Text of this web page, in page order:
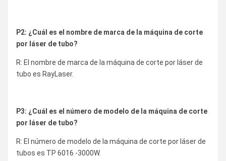
P2: ¿Cuál es el nombre de marca de la máquina de corte
por láser de tubo?
R: El nombre de marca de la máquina de corte por láser de
tubo es RayLaser.
P3: ¿Cuál es el número de modelo de la máquina de corte
por láser de tubo?
R: El número de modelo de la máquina de corte por láser de
tubos es TP 6016 -3000W.